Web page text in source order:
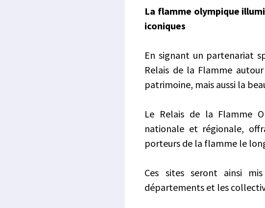
La flamme olympique
iconiques
En signant un partenariat
Relais de la Flamme
patrimoine, mais aussi la
Le Relais de la Flamme
nationale et régionale,
porteurs de la flamme le
Ces sites seront ainsi
départements et les